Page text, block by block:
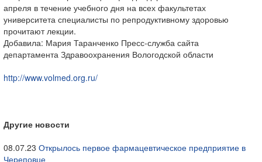
апреля в течение учебного дня на всех факультетах
университета специалисты по репродуктивному здоровью
прочитают лекции.
Добавила: Мария Таранченко Пресс-служба сайта
департамента Здравоохранения Вологодской области
http://www.volmed.org.ru/
Другие новости
08.07.23 Открылось первое фармацевтическое предприятие в
Череповце